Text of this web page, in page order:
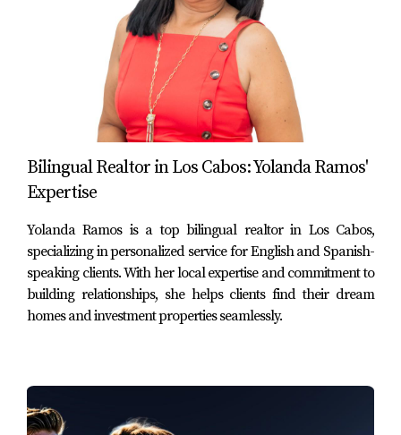
Cómo mejorar el valor de una casa de lujo
sin tocar la estructura
Actualizar el diseño de interiores y elegir los
revalorizar una propiedad sin realizar cambios
estructurales. En el competitivo mercado de lujo de
Cabo San Lucas y San José del Cabo, la estética
juega un rol fundamental para atraer a
compradores exigentes que valoran tanto el diseño
como la funcionalidad.
de cada área. Invertir en piezas únicas de
Bilingual Realtor in Los Cabos: Yolanda Ramos'
Expertise
Yolanda Ramos is a top bilingual realtor in Los Cabos,
specializing in personalized service for English and Spanish-
speaking clients. With her local expertise and commitment to
building relationships, she helps clients find their dream
homes and investment properties seamlessly.